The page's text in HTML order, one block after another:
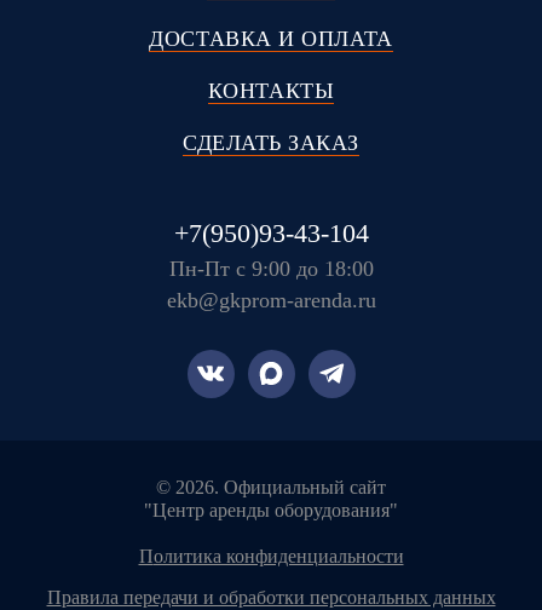
ДОСТАВКА И ОПЛАТА
КОНТАКТЫ
СДЕЛАТЬ ЗАКАЗ
+7(950)93-43-104
Пн-Пт с 9:00 до 18:00
ekb@gkprom-arenda.ru
© 2026. Официальный сайт
"Центр аренды оборудования"
политика конфиденциальности
правила передачи и обработки персональных данных